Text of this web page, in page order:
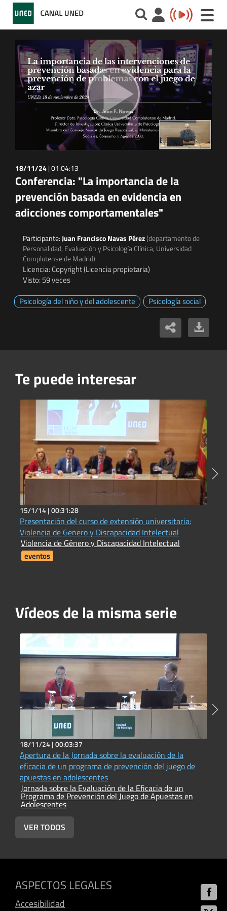
Toggle
18/11/24|01:04:13
Conferencia: "La importancia de la
prevención basada en evidencia en
adicciones comportamentales"
Participante:Juan Francisco Navas Pérez(departamento de
Personalidad, Evaluación y Psicología Clínica, Universidad
Complutense de Madrid)
Licencia: Copyright (Licencia propietaria)
Visto: 59 veces
Psicología del niño y del adolescente
Psicología social
Te puede interesar
15/1/14 |00:31:28
Presentación del curso de extensión universitaria:
Violencia de Genero y Discapacidad Intelectual
Violencia de Género y Discapacidad Intelectual
eventos
Vídeos de la misma serie
18/11/24 |00:03:37
Apertura de la Jornada sobre la evaluación de la
eficacia de un programa de prevención del juego de
apuestas en adolescentes
Jornada sobre la Evaluación de la Eficacia de un
Programa de Prevención del Juego de Apuestas en
Adolescentes
VER TODOS
ASPECTOS LEGALES
Accesibilidad